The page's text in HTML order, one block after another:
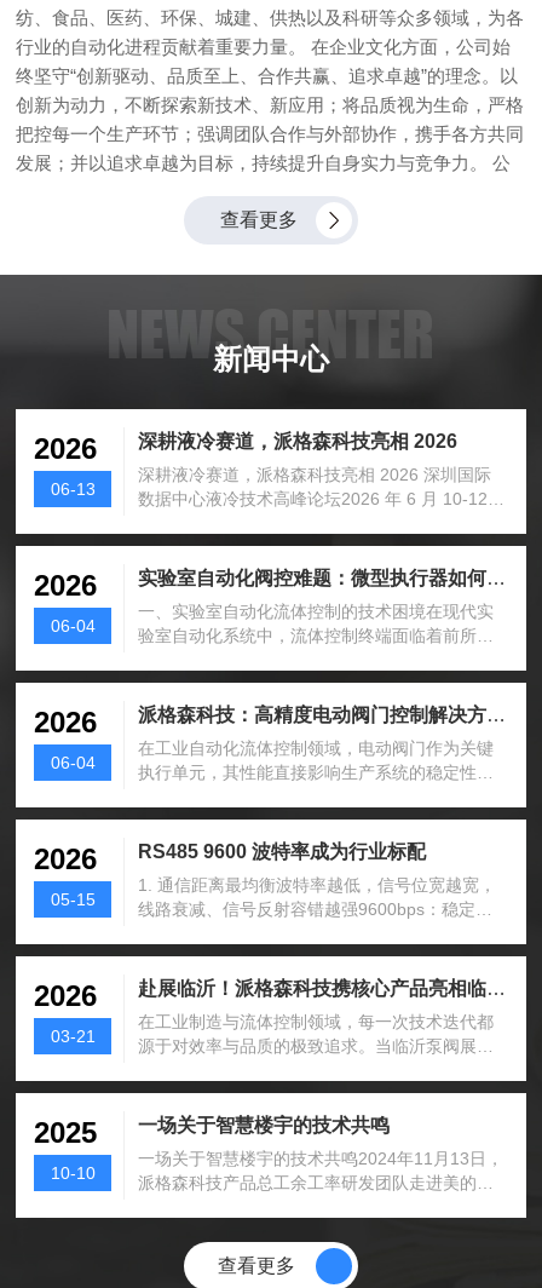
纺、食品、医药、环保、城建、供热以及科研等众多领域，为各
行业的自动化进程贡献着重要力量。 在企业文化方面，公司始
终坚守“创新驱动、品质至上、合作共赢、追求卓越”的理念。以
创新为动力，不断探索新技术、新应用；将品质视为生命，严格
把控每一个生产环节；强调团队合作与外部协作，携手各方共同
发展；并以追求卓越为目标，持续提升自身实力与竞争力。 公
司的使命是致力于为自动化控制领域提供先进、可靠的产品和解
决方案，推动行业技术进步与发展，为客户创造更大价值。愿景
是成为全球自动化控制领域的领军企业，以卓越的技术和品质引
领行业未来，持续为社会的进步与发展贡献力量。 凭借多年行
科技有限公司以客户需求为导向，持续为客户提供高质量产品和
优质服务，在自动化控制领域树立了良好口碑和品牌形象...
查看更多
NEWS CENTER
新闻中心
2026
06-13
深耕液冷赛道，派格森科技亮相 2026
深耕液冷赛道，派格森科技亮相 2026 深圳国际
数据中心液冷技术高峰论坛2026 年 6 月 10-12
2026
06-04
实验室自动化阀控难题：微型执行器如何破解
一、实验室自动化流体控制的技术困境在现代实
验室自动化系统中，流体控制终端面临着前所未
2026
06-04
派格森科技：高精度电动阀门控制解决方案提
在工业自动化流体控制领域，电动阀门作为关键
执行单元，其性能直接影响生产系统的稳定性与
2026
05-15
RS485 9600 波特率成为行业标配
1. 通信距离最均衡波特率越低，信号位宽越宽，
线路衰减、信号反射容错越强9600bps：稳定传
2026
03-21
赴展临沂！派格森科技携核心产品亮相临沂泵
在工业制造与流体控制领域，每一次技术迭代都
源于对效率与品质的极致追求。当临沂泵阀展盛
2025
10-10
一场关于智慧楼宇的技术共鸣
一场关于智慧楼宇的技术共鸣2024年11月13日，
派格森科技产品总工余工率研发团队走进美的顺
查看更多